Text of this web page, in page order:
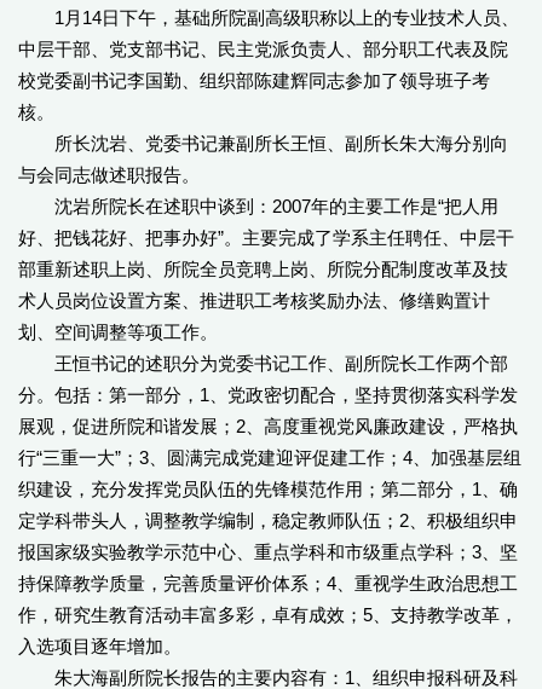
1月14日下午，基础所院副高级职称以上的专业技术人员、
中层干部、党支部书记、民主党派负责人、部分职工代表及院
校党委副书记李国勤、组织部陈建辉同志参加了领导班子考
核。
所长沈岩、党委书记兼副所长王恒、副所长朱大海分别向
与会同志做述职报告。
沈岩所院长在述职中谈到：2007年的主要工作是“把人用
好、把钱花好、把事办好”。主要完成了学系主任聘任、中层干
部重新述职上岗、所院全员竞聘上岗、所院分配制度改革及技
术人员岗位设置方案、推进职工考核奖励办法、修缮购置计
划、空间调整等项工作。
王恒书记的述职分为党委书记工作、副所院长工作两个部
分。包括：第一部分，1、党政密切配合，坚持贯彻落实科学发
展观，促进所院和谐发展；2、高度重视党风廉政建设，严格执
行“三重一大”；3、圆满完成党建迎评促建工作；4、加强基层组
织建设，充分发挥党员队伍的先锋模范作用；第二部分，1、确
定学科带头人，调整教学编制，稳定教师队伍；2、积极组织申
报国家级实验教学示范中心、重点学科和市级重点学科；3、坚
持保障教学质量，完善质量评价体系；4、重视学生政治思想工
作，研究生教育活动丰富多彩，卓有成效；5、支持教学改革，
入选项目逐年增加。
朱大海副所院长报告的主要内容有：1、组织申报科研及科